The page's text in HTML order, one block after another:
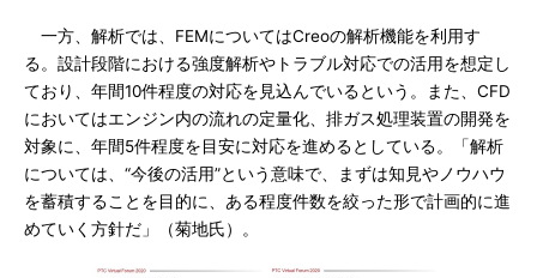
一方、解析では、FEMについてはCreoの解析機能を利用す
る。設計段階における強度解析やトラブル対応での活用を想定し
ており、年間10件程度の対応を見込んでいるという。また、CFD
においてはエンジン内の流れの定量化、排ガス処理装置の開発を
対象に、年間5件程度を目安に対応を進めるとしている。「解析
については、“今後の活用”という意味で、まずは知見やノウハウ
を蓄積することを目的に、ある程度件数を絞った形で計画的に進
めていく方針だ」（菊地氏）。